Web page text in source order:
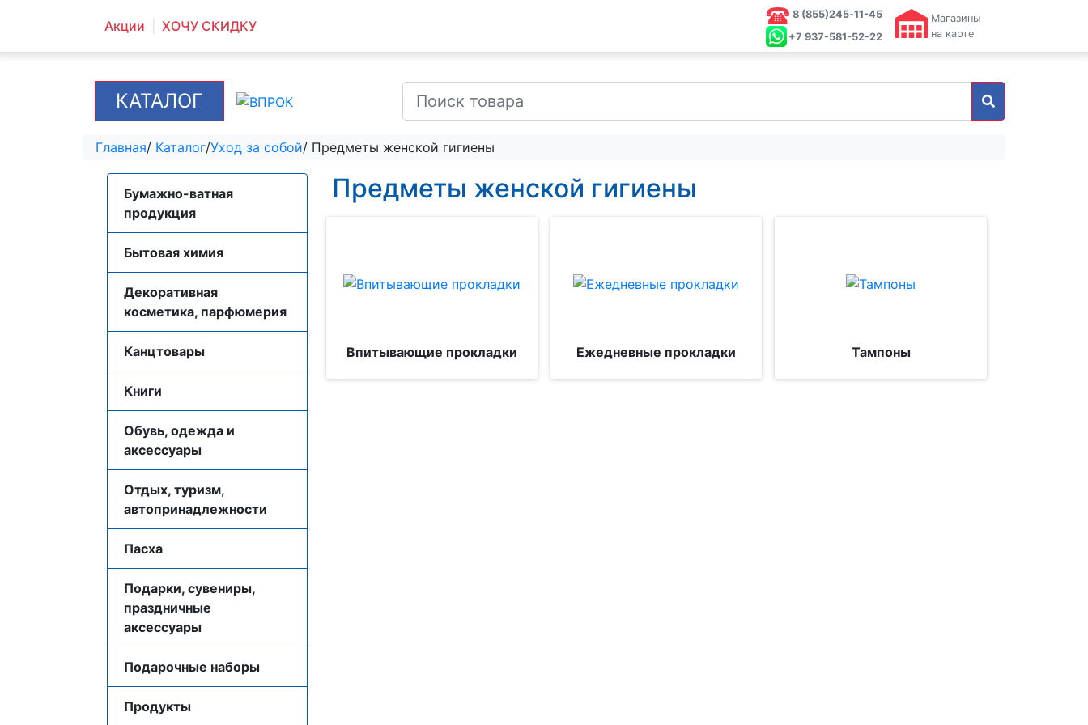
Акции ХОЧУ СКИДКУ
8 (855)245‑11-45
+7 937-581-52-22
Магазины
на карте
КАТАЛОГ
Главная/ Каталог/Уход за собой/ Предметы женской гигиены
Бумажно-ватная
продукция
Бытовая химия
Декоративная
косметика, парфюмерия
Канцтовары
Книги
Обувь, одежда и
аксессуары
Отдых, туризм,
автопринадлежности
Пасха
Подарки, сувениры,
праздничные
аксессуары
Подарочные наборы
Продукты
Предметы женской гигиены
Впитывающие прокладки Ежедневные прокладки Тампоны